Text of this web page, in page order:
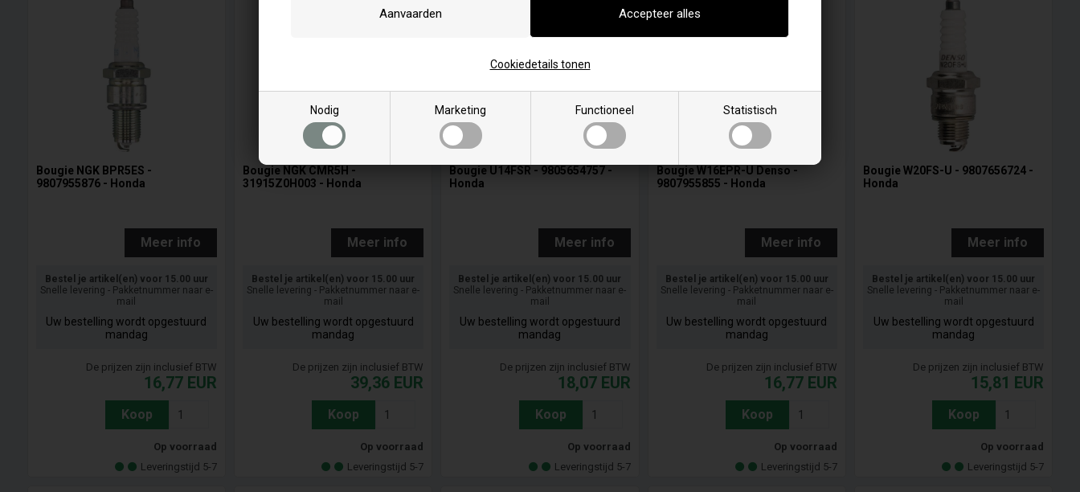
Nodig Marketing Functioneel Statistisch
Cookiedetails tonen
Bougie NGK BPR5ES -
9807955876 - Honda
Meer info
Bestel je artikel(en) voor 15.00 uur
Snelle levering - Pakketnummer naar e-
mail
Uw bestelling wordt opgestuurd
mandag
De prijzen zijn inclusief BTW
16,77 EUR
Koop
Op voorraad
Leveringstijd 5-7
Bougie NGK CMR5H -
31915Z0H003 - Honda
Meer info
Bestel je artikel(en) voor 15.00 uur
Snelle levering - Pakketnummer naar e-
mail
Uw bestelling wordt opgestuurd
mandag
De prijzen zijn inclusief BTW
39,36 EUR
Koop
Op voorraad
Leveringstijd 5-7
Bougie U14FSR - 9805654757 -
Honda
Meer info
Bestel je artikel(en) voor 15.00 uur
Snelle levering - Pakketnummer naar e-
mail
Uw bestelling wordt opgestuurd
mandag
De prijzen zijn inclusief BTW
18,07 EUR
Koop
Op voorraad
Leveringstijd 5-7
Bougie W16EPR-U Denso -
9807955855 - Honda
Meer info
Bestel je artikel(en) voor 15.00 uur
Snelle levering - Pakketnummer naar e-
mail
Uw bestelling wordt opgestuurd
mandag
De prijzen zijn inclusief BTW
16,77 EUR
Koop
Op voorraad
Leveringstijd 5-7
Bougie W20FS-U - 9807656724 -
Honda
Meer info
Bestel je artikel(en) voor 15.00 uur
Snelle levering - Pakketnummer naar e-
mail
Uw bestelling wordt opgestuurd
mandag
De prijzen zijn inclusief BTW
15,81 EUR
Koop
Op voorraad
Leveringstijd 5-7